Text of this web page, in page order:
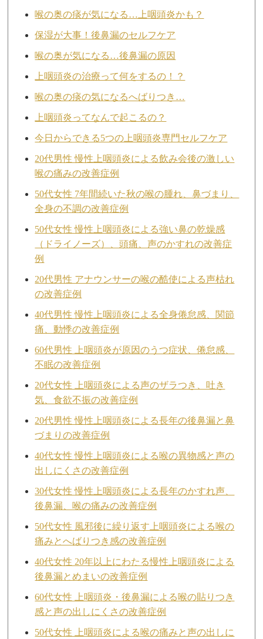
喉の奥の痰が気になる…上咽頭炎かも？
保湿が大事！後鼻漏のセルフケア
喉の奥が気になる…後鼻漏の原因
上咽頭炎の治療って何をするの！？
喉の奥の痰の気になるへばりつき…
上咽頭炎ってなんで起こるの？
今日からできる5つの上咽頭炎専門セルフケア
20代男性 慢性上咽頭炎による飲み会後の激しい
喉の痛みの改善症例
50代女性 7年間続いた秋の喉の腫れ、鼻づまり、
全身の不調の改善症例
50代女性 慢性上咽頭炎による強い鼻の乾燥感
（ドライノーズ）、頭痛、声のかすれの改善症
例
20代男性 アナウンサーの喉の酷使による声枯れ
の改善症例
40代男性 慢性上咽頭炎による全身倦怠感、関節
痛、動悸の改善症例
60代男性 上咽頭炎が原因のうつ症状、倦怠感、
不眠の改善症例
20代女性 上咽頭炎による声のザラつき、吐き
気、食欲不振の改善症例
20代男性 慢性上咽頭炎による長年の後鼻漏と鼻
づまりの改善症例
40代女性 慢性上咽頭炎による喉の異物感と声の
出しにくさの改善症例
30代女性 慢性上咽頭炎による長年のかすれ声、
後鼻漏、喉の痛みの改善症例
50代女性 風邪後に繰り返す上咽頭炎による喉の
痛みとへばりつき感の改善症例
40代女性 20年以上にわたる慢性上咽頭炎による
後鼻漏とめまいの改善症例
60代女性 上咽頭炎・後鼻漏による喉の貼りつき
感と声の出しにくさの改善症例
50代女性 上咽頭炎による喉の痛みと声の出しに